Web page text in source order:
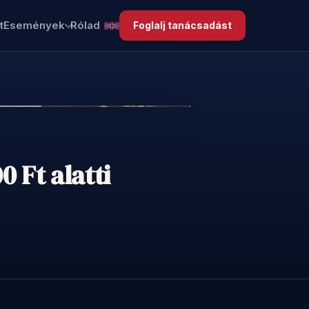
Események Rólad Foglalj tanácsadást
Ft alatti